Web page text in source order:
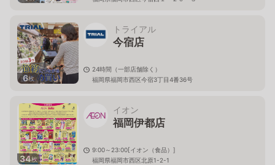
6枚
トライアル
今宿店
24時間（一部店舗除く）
福岡県福岡市西区今宿3丁目4番36号
34枚
イオン
福岡伊都店
9:00～23:00[イオン（食品）]
福岡県福岡市西区北原1-2-1